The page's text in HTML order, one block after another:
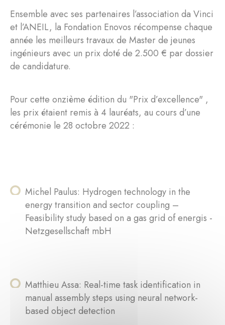
Ensemble avec ses partenaires l’association da Vinci
et l’ANEIL, la Fondation Enovos récompense chaque
année les meilleurs travaux de Master de jeunes
ingénieurs avec un prix doté de 2.500 € par dossier
de candidature.
Pour cette onzième édition du "Prix d’excellence" ,
les prix étaient remis à 4 lauréats, au cours d’une
cérémonie le 28 octobre 2022 :
Michel Paulus: Hydrogen technology in the
energy transition and sector coupling –
Feasibility study based on a gas grid of energis -
Netzgesellschaft mbH
Matthieu Assa: Real-time task identification in
manual assembly steps using neural network-
based object detection